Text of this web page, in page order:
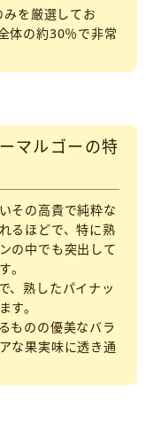
を厳選してお
体の約30％で非常
マルゴーの特
その高貴で純粋な
るほどで、特に熟
の中でも突出して
。
、熟したパイナッ
す。
ものの優美なバラ
な果実味に透き通